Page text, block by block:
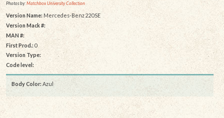
Photos by:Matchbox University Collection
Version Name: Mercedes-Benz 220SE
Version Mack #:
MAN #:
First Prod.: 0
Version Type:
Code level:
Body Color: Azul